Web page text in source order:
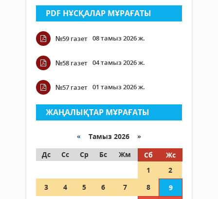
PDF НҰСҚАЛАР МҰРАҒАТЫ
№59 газет 08 тамыз 2026 ж.
№58 газет 04 тамыз 2026 ж.
№57 газет 01 тамыз 2026 ж.
ЖАҢАЛЫҚТАР МҰРАҒАТЫ
« Тамыз 2026 »
Дс
Сс Ср Бс Жм Сб
Жс
1
2
3
4 5 6 7 8
9